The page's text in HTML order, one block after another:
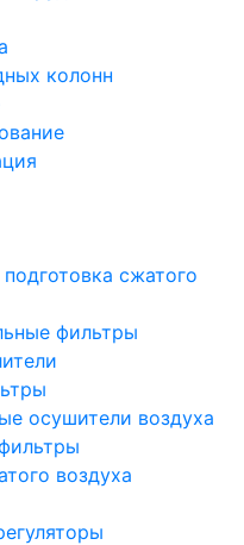
колонн
сжатого
фильтры
осушители воздуха
воздуха